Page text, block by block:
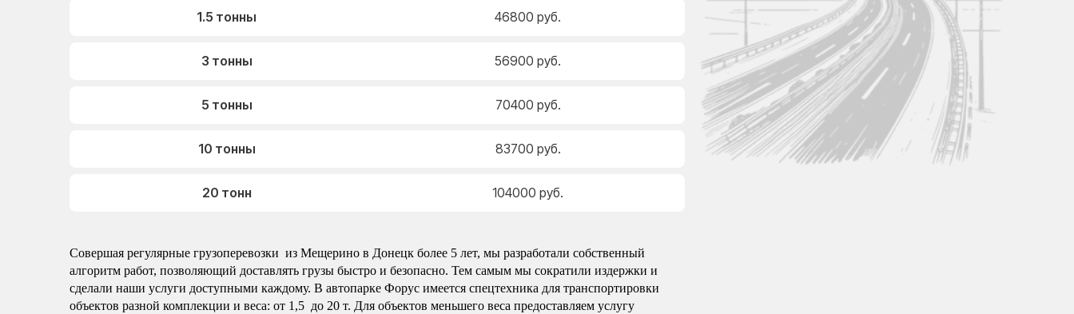
1.5 тонны 46800 руб.
3 тонны 56900 руб.
5 тонны 70400 руб.
10 тонны 83700 руб.
20 тонн 104000 руб.
Совершая регулярные грузоперевозки из Мещерино в Донецк более 5 лет, мы разработали собственный
алгоритм работ, позволяющий доставлять грузы быстро и безопасно. Тем самым мы сократили издержки и
сделали наши услуги доступными каждому. В автопарке Форус имеется спецтехника для транспортировки
объектов разной комплекции и веса: от 1,5 до 20 т. Для объектов меньшего веса предоставляем услугу